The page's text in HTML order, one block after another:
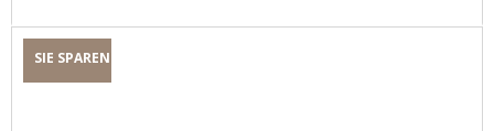
SIE SPAREN